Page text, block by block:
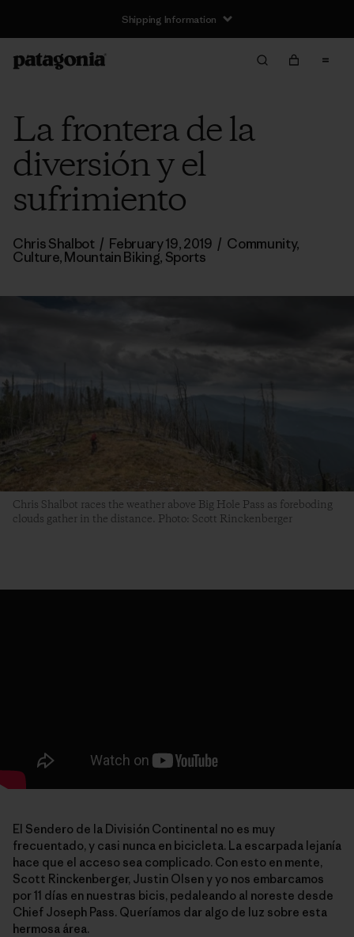
Shipping Information
La frontera de la
diversión y el
sufrimiento
Chris Shalbot / February 19, 2019 / Community,
Culture,Mountain Biking, Sports
Chris Shalbot races the weather above Big Hole Pass as foreboding
clouds gather in the distance. Photo: Scott Rinckenberger
El Sendero de la División Continental no es muy
frecuentado, y casi nunca en bicicleta. La escarpada lejanía
hace que el acceso sea complicado. Con esto en mente,
Scott Rinckenberger, Justin Olsen y yo nos embarcamos
por 11 días en nuestras bicis, pedaleando al noreste desde
Chief Joseph Pass. Queríamos dar algo de luz sobre esta
hermosa área.